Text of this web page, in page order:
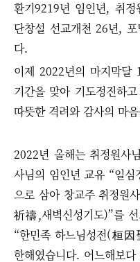
환기9219년 임인년, 취
단창설 선교개천 26년,
다.
이제 2022년의 마지막달
기간을 맞아 기도정진하
따뜻한 격려와 감사의 마
2022년 올해는 취정원사
사님의 임인년 교유 “일
으로 삼아 창교주 취정원
祈禱,새벽신성기도)”를
“한민족 하느님성전(桓
한해였습니다. 어느해보